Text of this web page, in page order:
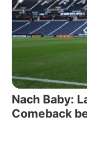
Nach Baby:
Comeback